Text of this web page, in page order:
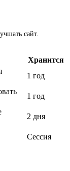
сайт.
Хранится
1 год
1 год
2 дня
Сессия